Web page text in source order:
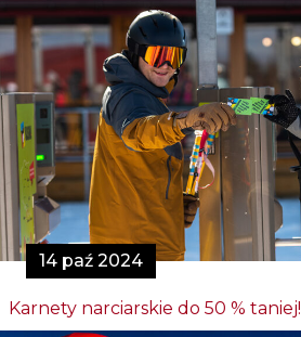
14 paź 2024
Karnety narciarskie do 50 % taniej!